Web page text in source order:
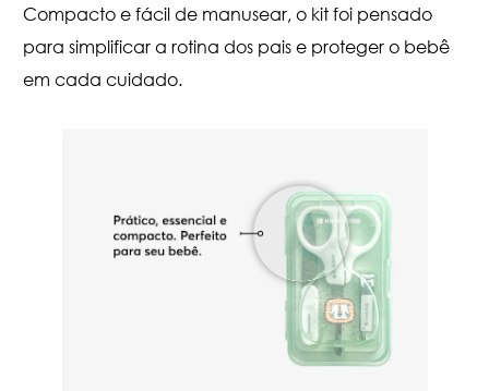
Compacto e fácil de manusear, o kit foi pensado
para simplificar a rotina dos pais e proteger o bebê
em cada cuidado.